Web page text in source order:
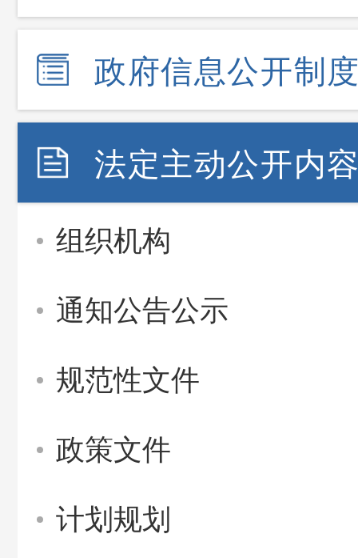
政府信息公开制
法定主动公开内
组织机构
通知公告公示
规范性文件
政策文件
计划规划